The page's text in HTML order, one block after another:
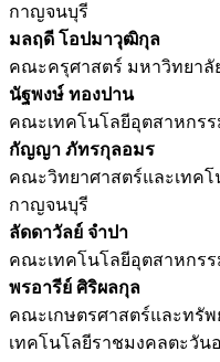
กาญจนบุรี
มลฤดี โอปมาวุฒิกุล
คณะครุศาสตร์ มหาวิทยา
นัฐพงษ์ ทองปาน
คณะเทคโนโลยีอุตสาหกร
กัญญา ภัทรกุลอมร
คณะวิทยาศาสตร์และเทค
กาญจนบุรี
ลัดดาวัลย์ จำปา
คณะเทคโนโลยีอุตสาหกร
พรอารีย์ ศิริผลกุล
คณะเกษตรศาสตร์และทรั
เทคโนโลยีราชมงคลตะวัน